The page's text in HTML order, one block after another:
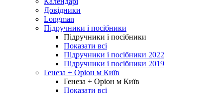
Довідники
Longman
Підручники і посібники
Підручники і посібники
Показати всі
Підручники і посібники 2022
Підручники і посібники 2019
Генеза + Оріон м Київ
Генеза + Оріон м Київ
Показати всі